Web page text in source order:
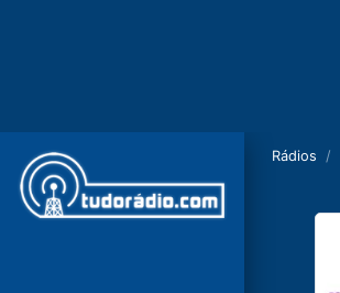
Rádios